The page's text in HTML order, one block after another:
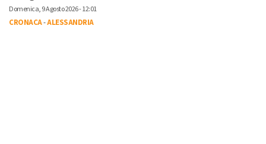
Domenica, 9 Agosto 2026 - 12:01
CRONACA-ALESSANDRIA